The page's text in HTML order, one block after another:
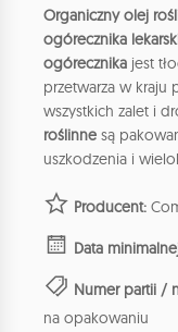
Organiczny olej
ogórecznika
ogórecznika jest
przetwarza w kraju
wszystkich zalet i
roślinne są
uszkodzenia i
Producent:
Data
Numer partii /
na opakowaniu